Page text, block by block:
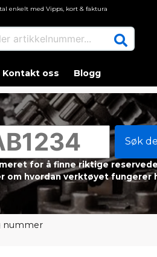
enkelt med Vipps, kort & faktura
Kontakt oss Blogg
Søk
for å finne riktige
om hvordan verktøyet fungerer
nummer